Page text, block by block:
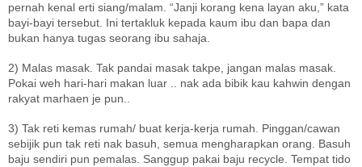
pernah kenal erti siang/malam. “Janji korang kena layan aku,” kata
bayi-bayi tersebut. Ini tertakluk kepada kaum ibu dan bapa dan
bukan hanya tugas seorang ibu sahaja.
2) Malas masak. Tak pandai masak takpe, jangan malas masak.
Pokai weh hari-hari makan luar .. nak ada bibik kau kahwin dengan
rakyat marhaen je pun..
3) Tak reti kemas rumah/ buat kerja-kerja rumah. Pinggan/cawan
sebijik pun tak reti nak basuh, semua mengharapkan orang. Basuh
baju sendiri pun pemalas. Sanggup pakai baju recycle. Tempat tido